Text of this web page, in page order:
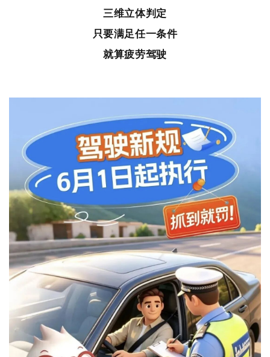
三维立体判定
只要满足任一条件
就算疲劳驾驶